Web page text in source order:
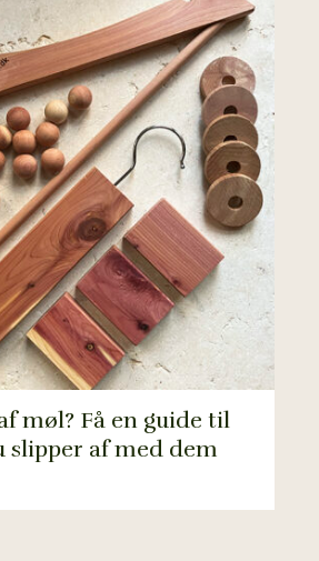
møl? Få en guide til
slipper af med dem